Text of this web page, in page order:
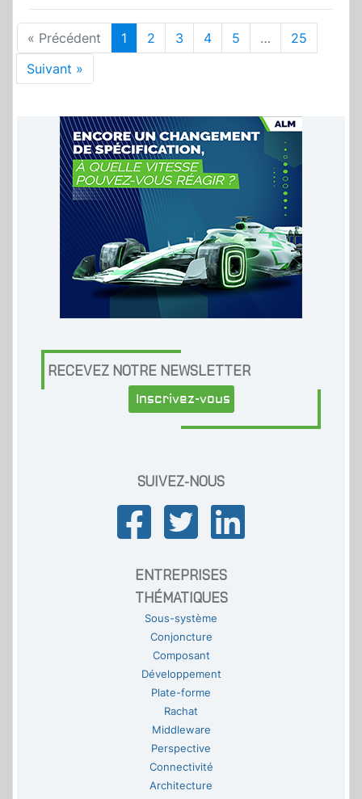
« Précédent 1 2 3 4 5 …
25
Suivant »
RECEVEZ NOTRE NEWSLETTER
Inscrivez-vous
SUIVEZ-NOUS
ENTREPRISES
THÉMATIQUES
Sous-système
Conjoncture
Composant
Développement
Plate-forme
Rachat
Middleware
Perspective
Connectivité
Architecture